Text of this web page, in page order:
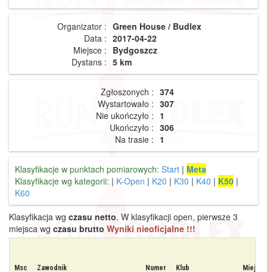
Organizator : Green House / Budlex
Data : 2017-04-22
Miejsce : Bydgoszcz
Dystans : 5 km
Zgłoszonych : 374
Wystartowało : 307
Nie ukończyło : 1
Ukończyło : 306
Na trasie : 1
Klasyfikacje w punktach pomiarowych: Start | Meta
Klasyfikacje wg kategorii: | K-Open | K20 | K30 | K40 | K50 |
K60
Klasyfikacja wg czasu netto. W klasyfikacji open, pierwsze 3
miejsca wg czasu brutto Wyniki nieoficjalne !!!
Msc Zawodnik Numer Klub